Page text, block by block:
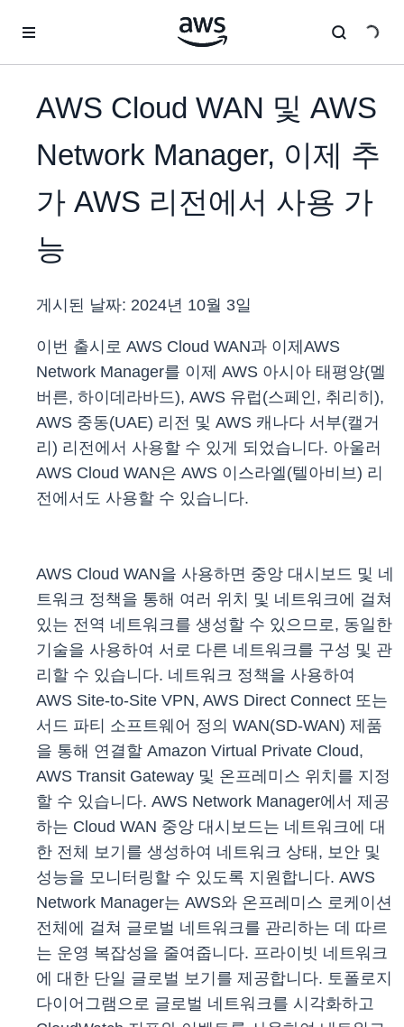
AWS Cloud WAN 및 AWS
Network Manager, 이제 추
가 AWS 리전에서 사용 가
능
게시된 날짜: 2024년 10월 3일
이번 출시로 AWS Cloud WAN과 이제AWS
Network Manager를 이제 AWS 아시아 태평양(멜
버른, 하이데라바드), AWS 유럽(스페인, 취리히),
AWS 중동(UAE) 리전 및 AWS 캐나다 서부(캘거
리) 리전에서 사용할 수 있게 되었습니다. 아울러
AWS Cloud WAN은 AWS 이스라엘(텔아비브) 리
전에서도 사용할 수 있습니다.
AWS Cloud WAN을 사용하면 중앙 대시보드 및 네
트워크 정책을 통해 여러 위치 및 네트워크에 걸쳐
있는 전역 네트워크를 생성할 수 있으므로, 동일한
기술을 사용하여 서로 다른 네트워크를 구성 및 관
리할 수 있습니다. 네트워크 정책을 사용하여
AWS Site-to-Site VPN, AWS Direct Connect 또는
서드 파티 소프트웨어 정의 WAN(SD-WAN) 제품
을 통해 연결할 Amazon Virtual Private Cloud,
AWS Transit Gateway 및 온프레미스 위치를 지정
할 수 있습니다. AWS Network Manager에서 제공
하는 Cloud WAN 중앙 대시보드는 네트워크에 대
한 전체 보기를 생성하여 네트워크 상태, 보안 및
성능을 모니터링할 수 있도록 지원합니다. AWS
Network Manager는 AWS와 온프레미스 로케이션
전체에 걸쳐 글로벌 네트워크를 관리하는 데 따르
는 운영 복잡성을 줄여줍니다. 프라이빗 네트워크
에 대한 단일 글로벌 보기를 제공합니다. 토폴로지
다이어그램으로 글로벌 네트워크를 시각화하고